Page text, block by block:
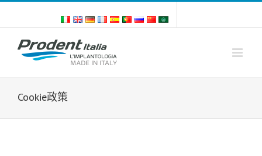
Skip
content
Cookie政策